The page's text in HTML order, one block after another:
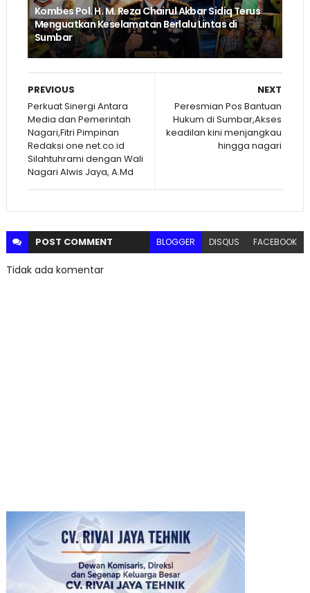
Kombes Pol. H. M. Reza Chairul Akbar Sidiq Terus
Menguatkan Keselamatan Berlalu Lintas di
Sumbar
NEXT
Peresmian Pos Bantuan
Hukum di Sumbar,Akses
keadilan kini menjangkau
hingga nagari
PREVIOUS
Perkuat Sinergi Antara
Media dan Pemerintah
Nagari,Fitri Pimpinan
Redaksi one net.co.id
Silahtuhrami dengan Wali
Nagari Alwis Jaya, A.Md
POST COMMENT BLOGGER DISQUS FACEBOOK
Tidak ada komentar